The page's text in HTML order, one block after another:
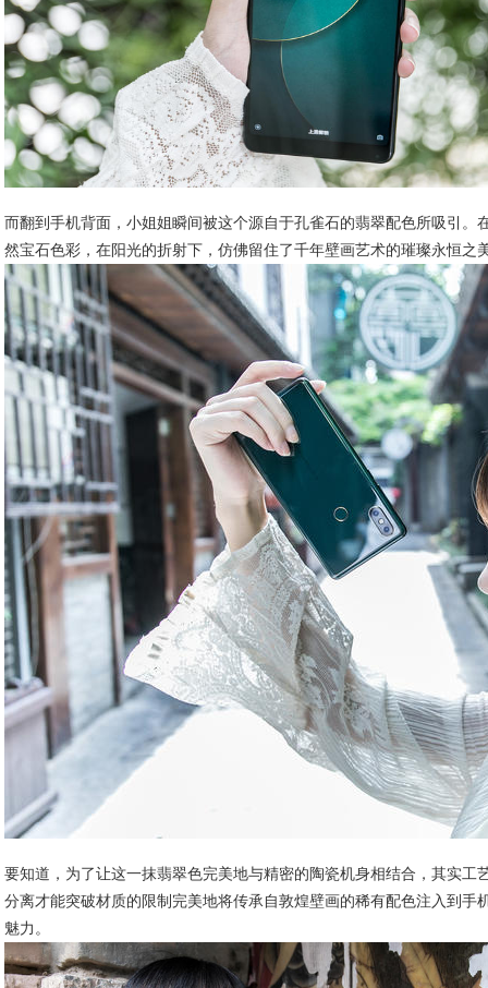
而翻到手机背面，小姐姐瞬间被这个源自于孔雀石的翡翠配色所吸引
然宝石色彩，在阳光的折射下，仿佛留住了千年壁画艺术的璀璨永恒之
要知道，为了让这一抹翡翠色完美地与精密的陶瓷机身相结合，其实
分离才能突破材质的限制完美地将传承自敦煌壁画的稀有配色注入到
魅力。